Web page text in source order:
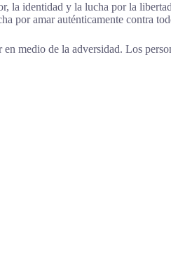
la identidad y la lucha por la
por amar auténticamente contra
medio de la adversidad. Los